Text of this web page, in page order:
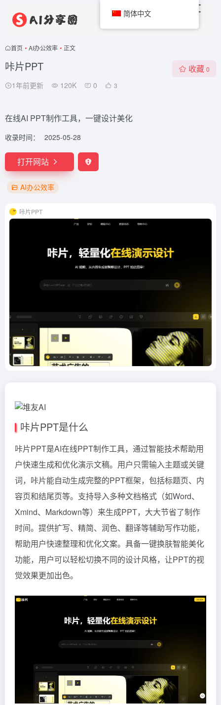
首页 • AI办公效率 • 正文
咔片PPT
1年前更新 120K 0 3
收藏 0
在线AI PPT制作工具，一键设计美化
收录时间： 2025-05-28
打开网站
AI办公效率
咔片PPT
咔片PPT是什么
咔片PPT是AI在线PPT制作工具，通过智能技术帮助用
户快速生成和优化演示文稿。用户只需输入主题或关键
词，咔片能自动生成完整的PPT框架，包括标题页、内
容页和结尾页等。支持导入多种文档格式（如Word、
Xmind、Markdown等）来生成PPT，大大节省了制作
时间。提供扩写、精简、润色、翻译等辅助写作功能，
帮助用户快速整理和优化文案。具备一键换肤智能美化
功能，用户可以轻松切换不同的设计风格，让PPT的视
觉效果更加出色。
简体中文